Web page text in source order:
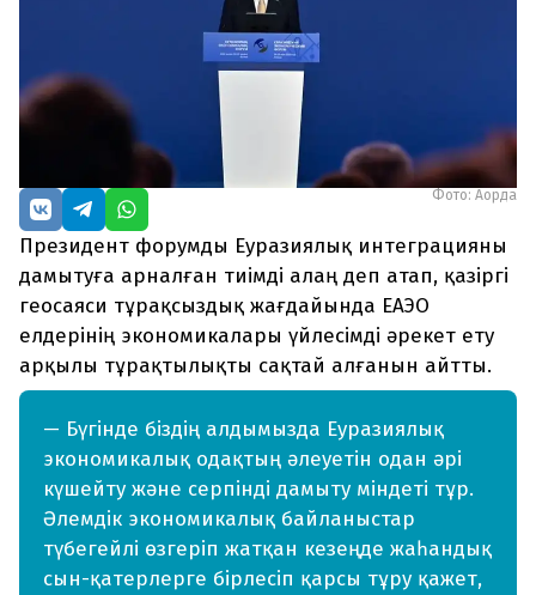
Фото: Ақорда
Президент форумды Еуразиялық интеграцияны
дамытуға арналған тиімді алаң деп атап, қазіргі
геосаяси тұрақсыздық жағдайында ЕАЭО
елдерінің экономикалары үйлесімді әрекет ету
арқылы тұрақтылықты сақтай алғанын айтты.
— Бүгінде біздің алдымызда Еуразиялық
экономикалық одақтың әлеуетін одан әрі
күшейту және серпінді дамыту міндеті тұр.
Әлемдік экономикалық байланыстар
түбегейлі өзгеріп жатқан кезеңде жаһандық
сын-қатерлерге бірлесіп қарсы тұру қажет,